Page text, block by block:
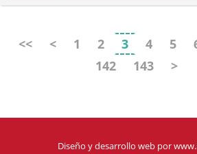
<< < 1 2 3 4 5
142
143 >
Diseño y desarrollo web por